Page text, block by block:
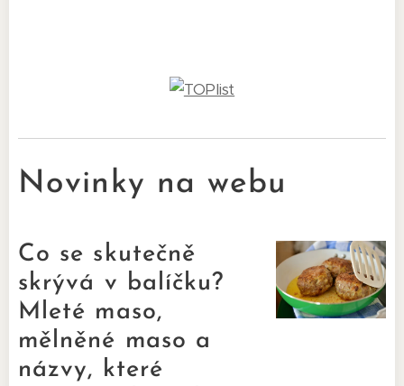
Novinky na webu
Co se skutečně
skrývá v balíčku?
Mleté maso,
mělněné maso a
názvy, které